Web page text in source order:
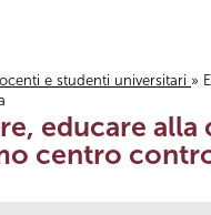
e studenti universitari »
educare
centro